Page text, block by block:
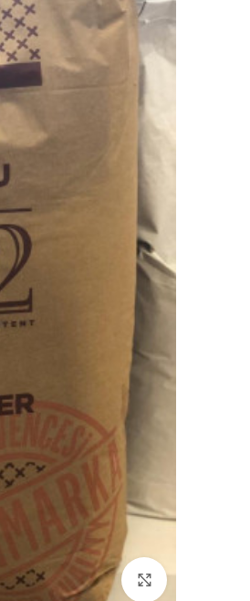
برای بزرگنمایی کلیک کنید